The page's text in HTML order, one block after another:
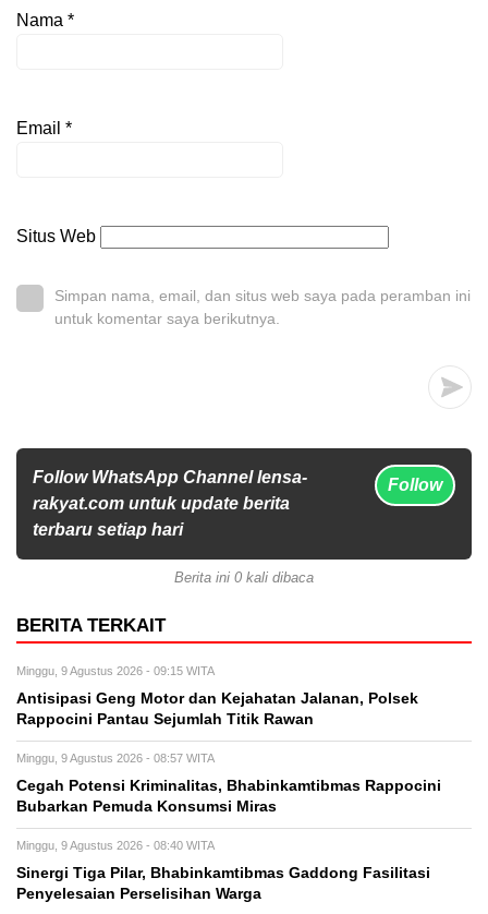
Nama *
Email *
Situs Web
Simpan nama, email, dan situs web saya pada peramban ini
untuk komentar saya berikutnya.
Follow WhatsApp Channel lensa-
rakyat.com untuk update berita
terbaru setiap hari
Follow
Berita ini 0 kali dibaca
BERITA TERKAIT
Minggu, 9 Agustus 2026 - 09:15 WITA
Antisipasi Geng Motor dan Kejahatan Jalanan, Polsek
Rappocini Pantau Sejumlah Titik Rawan
Minggu, 9 Agustus 2026 - 08:57 WITA
Cegah Potensi Kriminalitas, Bhabinkamtibmas Rappocini
Bubarkan Pemuda Konsumsi Miras
Minggu, 9 Agustus 2026 - 08:40 WITA
Sinergi Tiga Pilar, Bhabinkamtibmas Gaddong Fasilitasi
Penyelesaian Perselisihan Warga